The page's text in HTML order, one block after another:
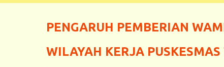
PENGARUH PEMBERIAN
WILAYAH KERJA